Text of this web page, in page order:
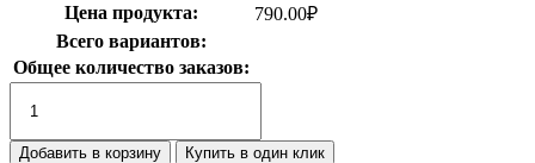
Цена продукта: 790.00₽
Всего вариантов:
Общее количество заказов:
молотый
Добавить в корзину Купить в один клик